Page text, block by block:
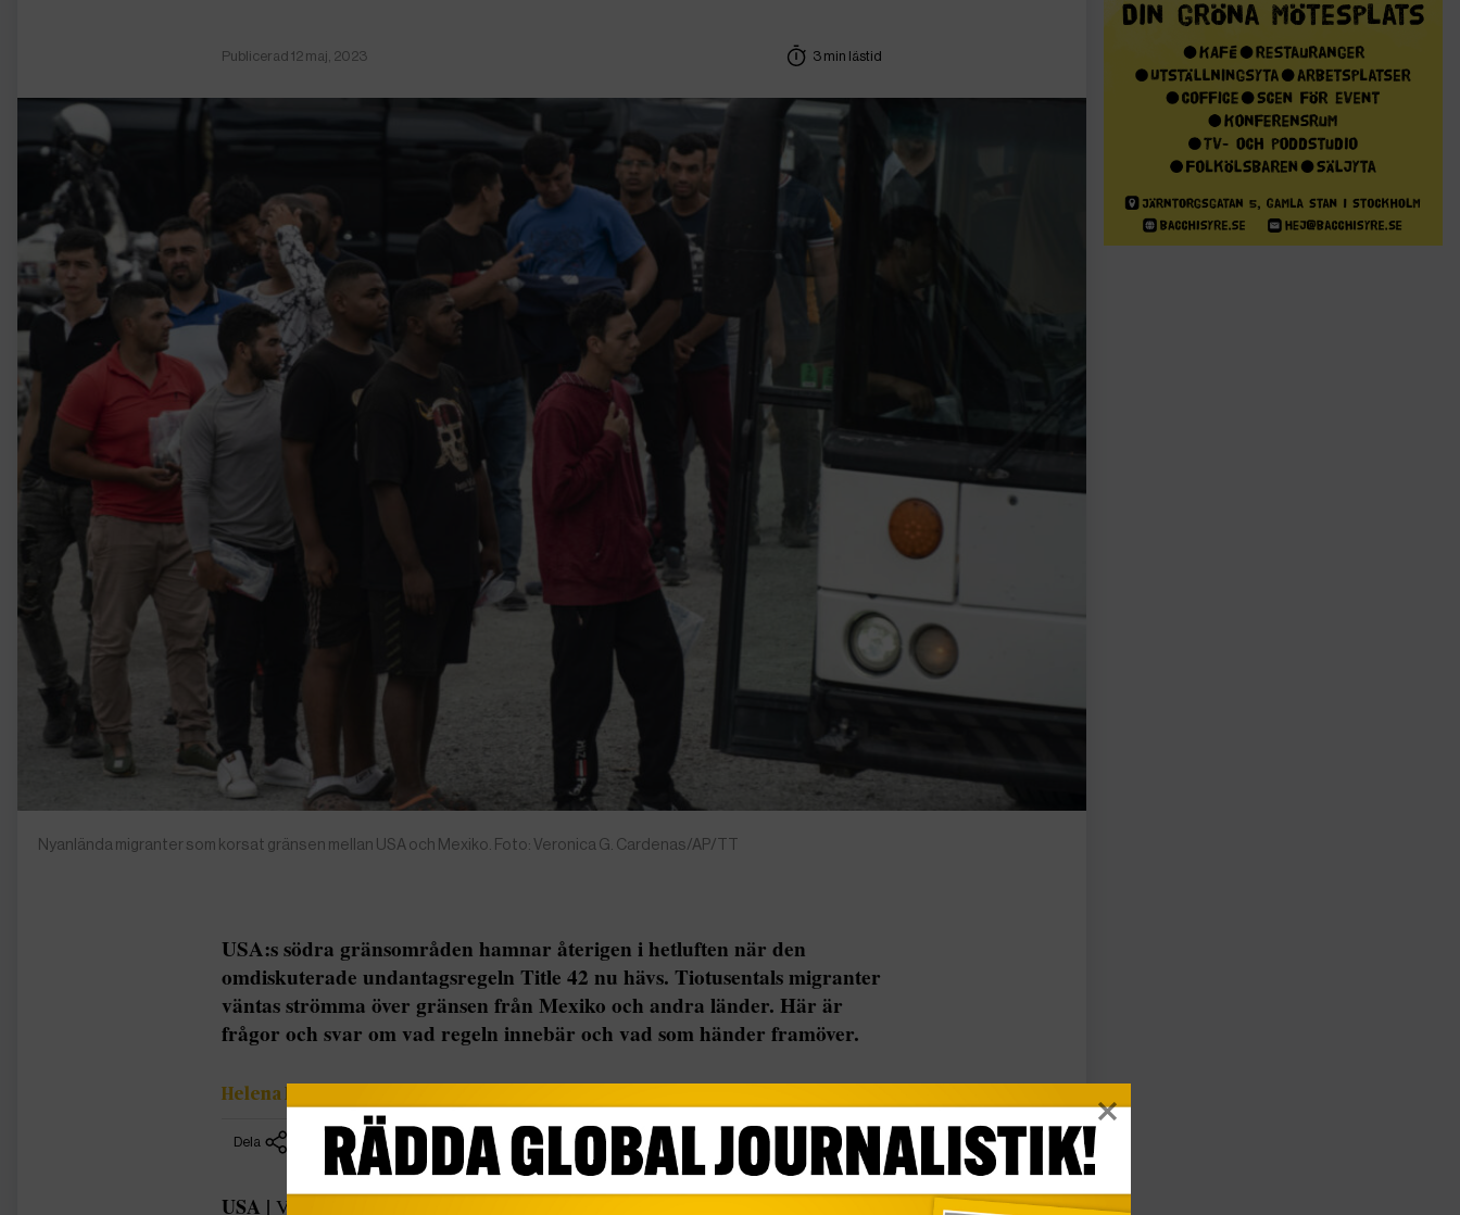
Publicerad 12 maj, 2023 3 min lästid
Nyanlända migranter som korsat gränsen mellan USA och Mexiko. Foto: Veronica G. Cardenas/AP/TT
USA:s södra gränsområden hamnar återigen i hetluften när den
omdiskuterade undantagsregeln Title 42 nu hävs. Tiotusentals migranter
väntas strömma över gränsen från Mexiko och andra länder. Här är
frågor och svar om vad regeln innebär och vad som händer framöver.
Helena Nordenberg/TT
Dela
USA | Vad är Title 42?